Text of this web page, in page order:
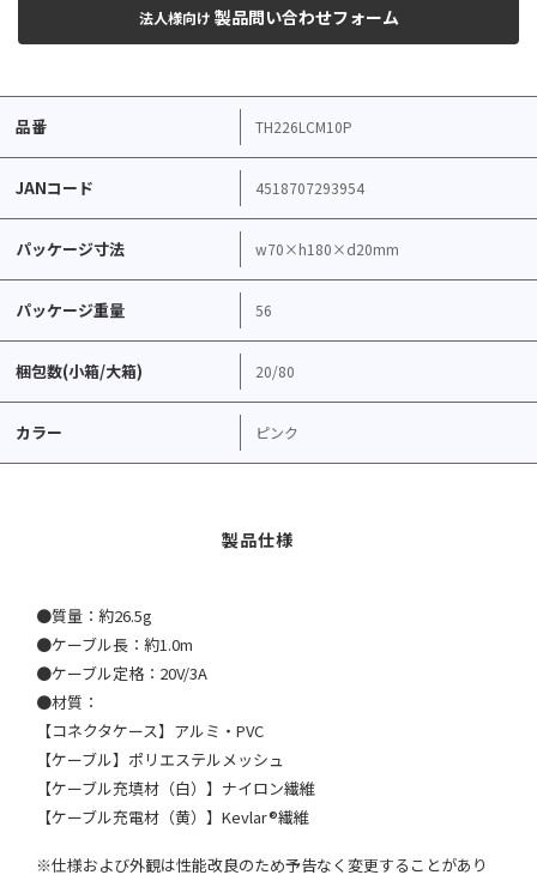
法人様向け 製品問い合わせフォーム
品番 TH226LCM10P
JANコード 4518707293954
パッケージ寸法 w70×h180×d20mm
パッケージ重量 56
梱包数(小箱/大箱) 20/80
カラー ピンク
●質量：約26.5g
●ケーブル長：約1.0m
●ケーブル定格：20V/3A
●材質：
【コネクタケース】アルミ・PVC
【ケーブル】ポリエステルメッシュ
【ケーブル充填材（白）】ナイロン繊維
【ケーブル充電材（黄）】Kevlar®繊維
※仕様および外観は性能改良のため予告なく変更することがあり